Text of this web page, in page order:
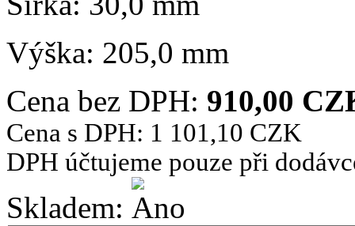
Výška: 205,0 mm
Cena bez DPH: 910,00
Cena s DPH: 1 101,10 CZK
DPH účtujeme pouze při
Skladem: